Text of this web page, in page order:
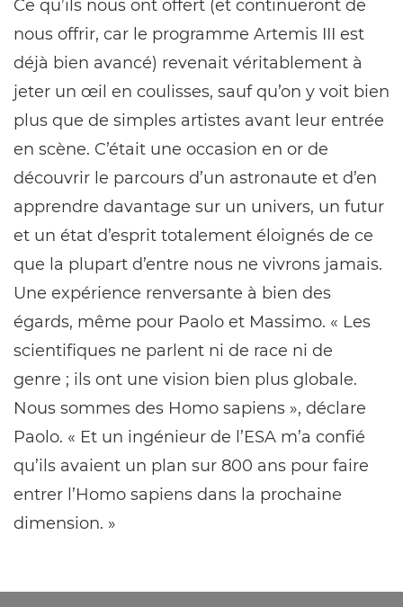
Ce qu’ils nous ont offert (et continueront de
nous offrir, car le programme Artemis III est
déjà bien avancé) revenait véritablement à
jeter un œil en coulisses, sauf qu’on y voit bien
plus que de simples artistes avant leur entrée
en scène. C’était une occasion en or de
découvrir le parcours d’un astronaute et d’en
apprendre davantage sur un univers, un futur
et un état d’esprit totalement éloignés de ce
que la plupart d’entre nous ne vivrons jamais.
Une expérience renversante à bien des
égards, même pour Paolo et Massimo. « Les
scientifiques ne parlent ni de race ni de
genre ; ils ont une vision bien plus globale.
Nous sommes des Homo sapiens », déclare
Paolo. « Et un ingénieur de l’ESA m’a confié
qu’ils avaient un plan sur 800 ans pour faire
entrer l’Homo sapiens dans la prochaine
dimension. »